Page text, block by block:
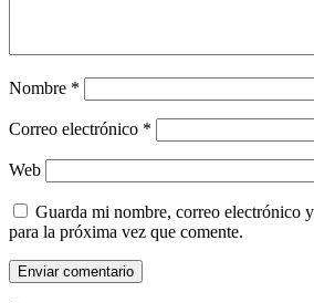
Nombre *
Correo electrónico *
Web
Guarda mi nombre, correo electrónico
para la próxima vez que comente.